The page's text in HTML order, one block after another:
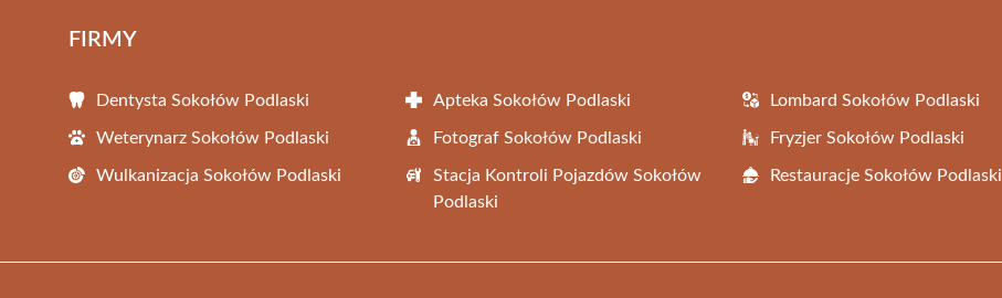
FIRMY
Dentysta Sokołów Podlaski Apteka Sokołów Podlaski Lombard Sokołów Podlaski
Weterynarz Sokołów Podlaski Fotograf Sokołów Podlaski Fryzjer Sokołów Podlaski
Wulkanizacja Sokołów Podlaski
Stacja Kontroli Pojazdów Sokołów
Podlaski
Restauracje Sokołów Podlaski